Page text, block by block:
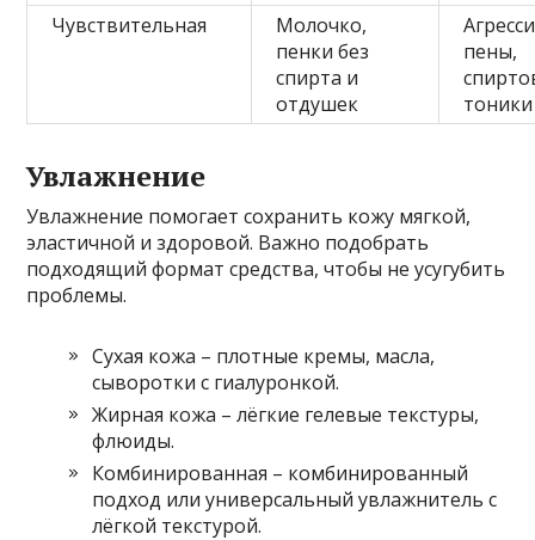
Чувствительная
Молочко,
пенки без
спирта и
отдушек
пены,
тоники
Увлажнение
Увлажнение помогает сохранить кожу мягкой,
эластичной и здоровой. Важно подобрать
подходящий формат средства, чтобы не усугубить
проблемы.
Сухая кожа – плотные кремы, масла,
сыворотки с гиалуронкой.
Жирная кожа – лёгкие гелевые текстуры,
флюиды.
Комбинированная – комбинированный
подход или универсальный увлажнитель с
лёгкой текстурой.